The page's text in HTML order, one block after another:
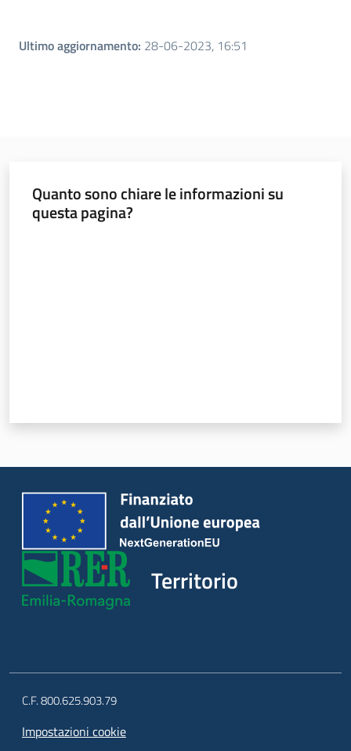
Ultimo aggiornamento: 28-06-2023, 16:51
Quanto sono chiare le informazioni su
questa pagina?
Territorio
C.F. 800.625.903.79
Impostazioni cookie